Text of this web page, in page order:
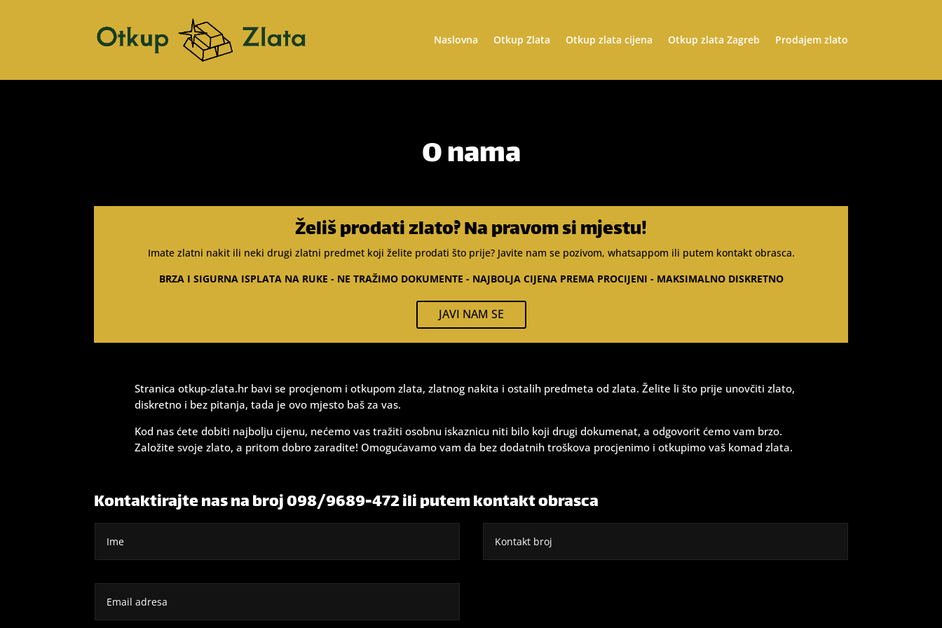
Naslovna Otkup Zlata Otkup zlata cijena Otkup zlata Zagreb Prodajem zlato
O nama
Želiš prodati zlato? Na pravom si mjestu!
Imate zlatni nakit ili neki drugi zlatni predmet koji želite prodati što prije? Javite nam se pozivom, whatsappom ili putem kontakt obrasca.
BRZA I SIGURNA ISPLATA NA RUKE - NE TRAŽIMO DOKUMENTE - NAJBOLJA CIJENA PREMA PROCIJENI - MAKSIMALNO DISKRETNO
JAVI NAM SE
Stranica otkup-zlata.hr bavi se procjenom i otkupom zlata, zlatnog nakita i ostalih predmeta od zlata. Želite li što prije unovčiti zlato,
diskretno i bez pitanja, tada je ovo mjesto baš za vas.
Kod nas ćete dobiti najbolju cijenu, nećemo vas tražiti osobnu iskaznicu niti bilo koji drugi dokumenat, a odgovorit ćemo vam brzo.
Založite svoje zlato, a pritom dobro zaradite! Omogućavamo vam da bez dodatnih troškova procjenimo i otkupimo vaš komad zlata.
Kontaktirajte nas na broj 098/9689-472 ili putem kontakt obrasca